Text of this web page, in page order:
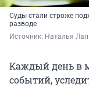
Суды стали строже
разводе
Источник: Наталья
Каждый день в
событий,